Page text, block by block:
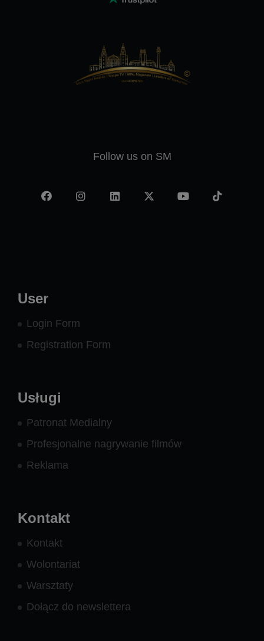
Follow us on SM
FacebookInstagramLinkedIn YouTubeTikTok
User
Login Form
Registration Form
Usługi
Patronat Medialny
Profesjonalne nagrywanie filmów
Reklama
Kontakt
Kontakt
Wolontariat
Warsztaty
Dołącz do newslettera